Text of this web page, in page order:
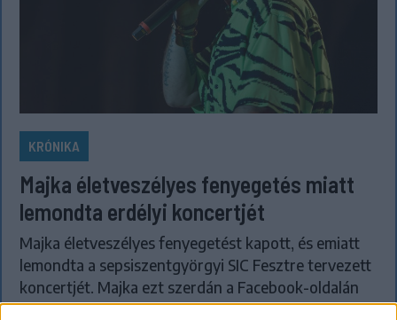
KRÓNIKA
Majka életveszélyes fenyegetés miatt
lemondta erdélyi koncertjét
Majka életveszélyes fenyegetést kapott, és emiatt
lemondta a sepsiszentgyörgyi SIC Fesztre tervezett
koncertjét. Majka ezt szerdán a Facebook-oldalán
jelentette be.